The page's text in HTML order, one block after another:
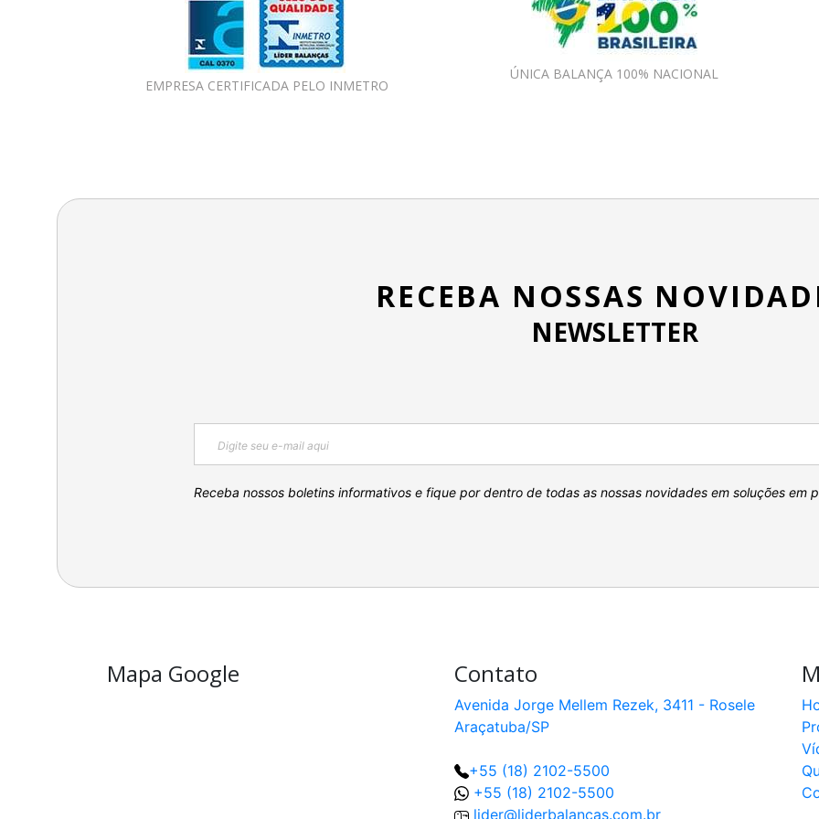
EMPRESA CERTIFICADA PELO INMETRO
ÚNICA BALANÇA 100% NACIONAL
RECEBA NOSSAS
NEWSLETTER
Receba nossos boletins informativos e fique por dentro de todas as nossas novidades em soluções em
Mapa Google Contato
Avenida Jorge Mellem Rezek, 3411 - Rosele
Araçatuba/SP
+55 (18) 2102-5500
+55 (18) 2102-5500
lider@liderbalancas.com.br